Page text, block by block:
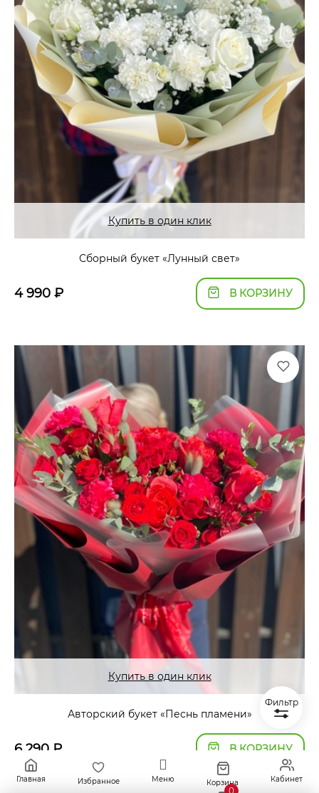
Главная Избранное Меню Корзина
0
Кабинет
Купить в один клик
Сборный букет «Лунный свет»
4 990 ₽ В КОРЗИНУ
Купить в один клик
Авторский букет «Песнь пламени»
6 290 ₽ В КОРЗИНУ
Фильтр